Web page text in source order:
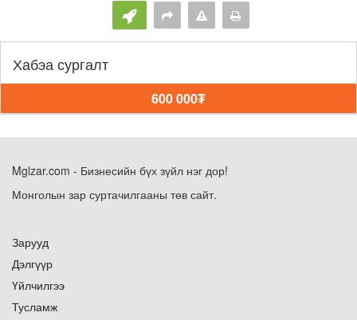
Хабэа сургалт
600 000₮
Mglzar.com - Бизнесийн бүх зүйл нэг дор!
Монголын зар суртачилгааны төв сайт.
Зарууд
Дэлгүүр
Үйлчилгээ
Тусламж